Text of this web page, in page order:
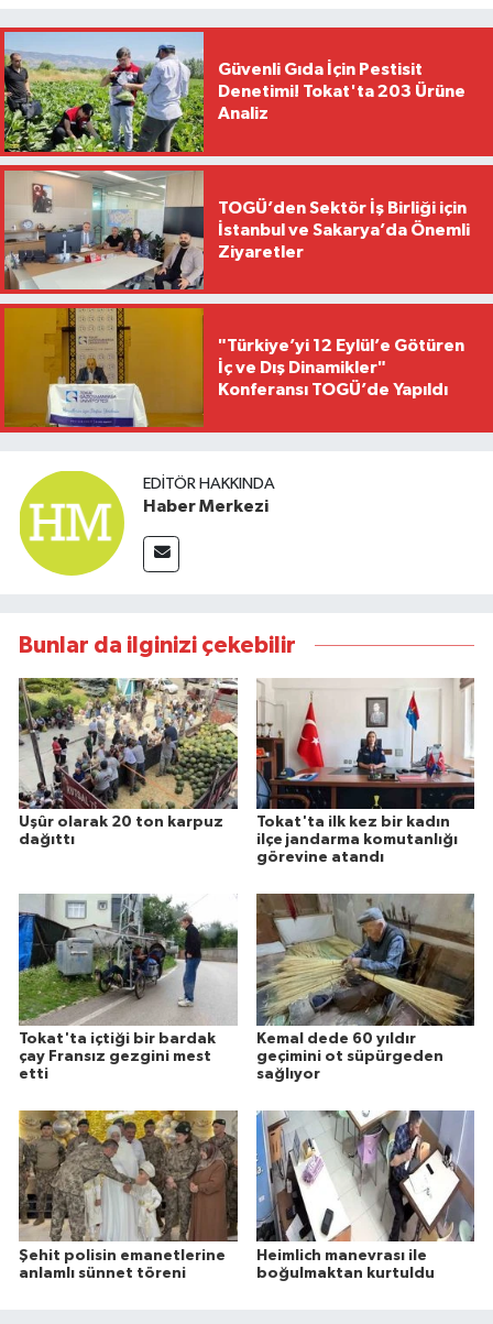
Güvenli Gıda İçin Pestisit
Denetimi! Tokat'ta 203 Ürüne
Analiz
TOGÜ’den Sektör İş Birliği için
İstanbul ve Sakarya’da Önemli
Ziyaretler
"Türkiye’yi 12 Eylül’e Götüren
İç ve Dış Dinamikler"
Konferansı TOGÜ’de Yapıldı
EDITÖR HAKKINDA
Haber Merkezi
Bunlar da ilginizi çekebilir
Uşûr olarak 20 ton karpuz
dağıttı
Tokat'ta ilk kez bir kadın
ilçe jandarma komutanlığı
görevine atandı
Tokat'ta içtiği bir bardak
çay Fransız gezgini mest
etti
Kemal dede 60 yıldır
geçimini ot süpürgeden
sağlıyor
Şehit polisin emanetlerine
anlamlı sünnet töreni
Heimlich manevrası ile
boğulmaktan kurtuldu